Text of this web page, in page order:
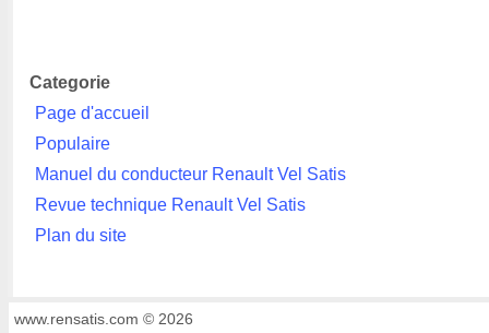
Categorie
Page d'accueil
Populaire
Manuel du conducteur Renault Vel Satis
Revue technique Renault Vel Satis
Plan du site
www.rensatis.com © 2026